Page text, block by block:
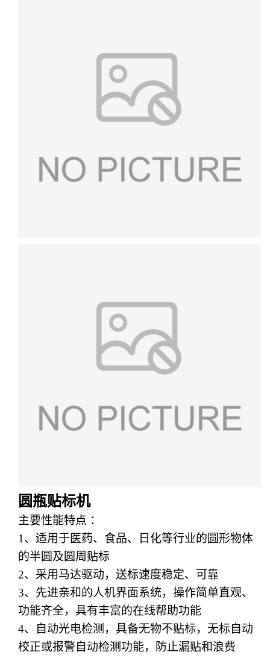
圆瓶贴标机
主要性能特点 ：
1 、 适用于医药、食品、日化等行业的圆形物体
的半圆及圆周贴标
2、 采用马达驱动，送标速度稳定、可靠
3、 先进亲和的人机界面系统，操作简单直观、
功能齐全，具有丰富的在线帮助功能
4、
自动光电检测，具备无物不贴标，无标自动
校正或报警自动检测功能，防止漏贴和浪费